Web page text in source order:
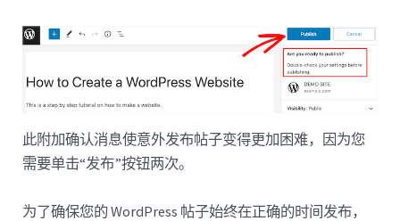
此附加确认消息使意外发布帖子变得更加困难，因为您
需要单击“发布”按钮两次。
为了确保您的 WordPress 帖子始终在正确的时间发布，